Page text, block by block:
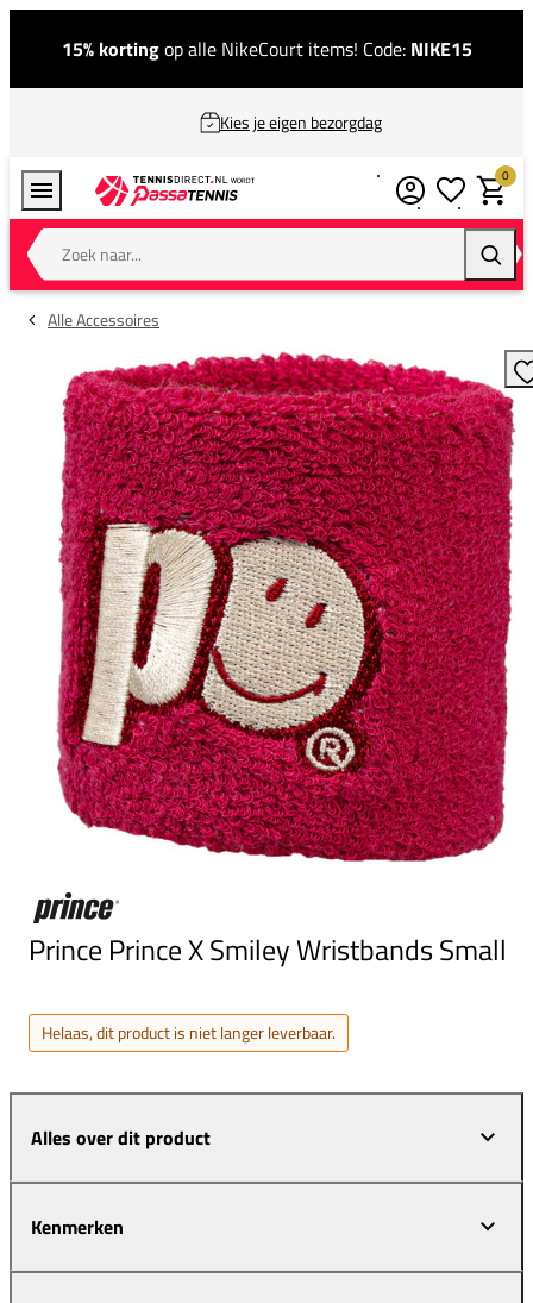
15% kortingop alle NikeCourt items! Code: NIKE15
Kies je eigen bezorgdag
Zoek naar...
0
Alle Accessoires
Prince Prince X Smiley Wristbands Small
Helaas, dit product is niet langer leverbaar.
Alles over dit product
Kenmerken